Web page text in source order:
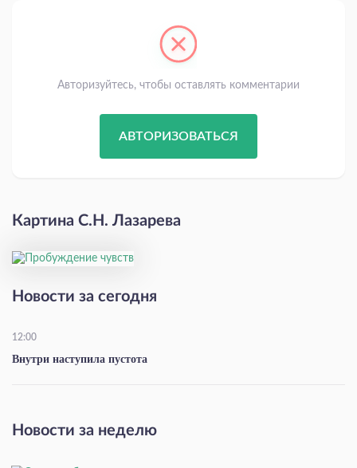
Авторизуйтесь, чтобы оставлять комментарии
АВТОРИЗОВАТЬСЯ
Картина С.Н. Лазарева
Новости за сегодня
12:00
Внутри наступила пустота
Новости за неделю